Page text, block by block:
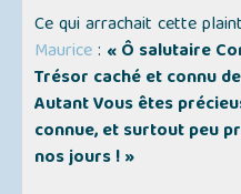
Ce qui arrachait cette
Maurice: « Ô salutaire
Trésor caché et connu
Autant Vous êtes
connue, et surtout peu
nos jours ! »